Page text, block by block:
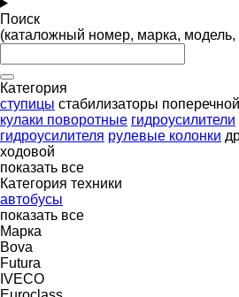
Поиск
(каталожный номер, марка, модель,
Категория
ступицы стабилизаторы
кулаки поворотные гидроусилители
гидроусилителя рулевые колонки
ходовой
показать все
Категория техники
автобусы
показать все
Марка
Bova
Futura
IVECO